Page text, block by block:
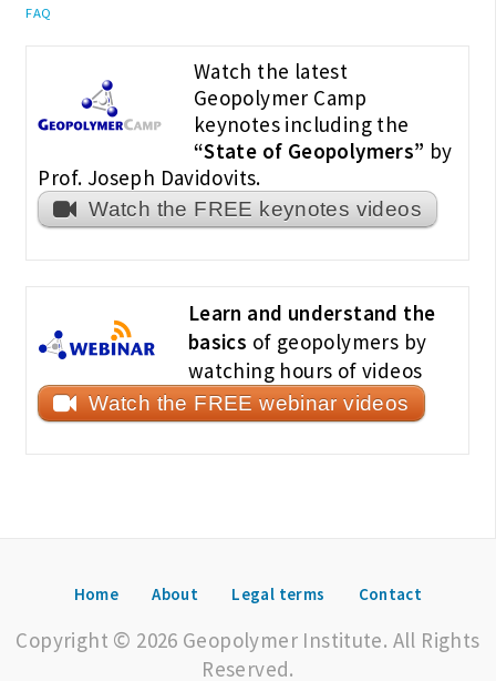
FAQ
Watch the latest
Geopolymer Camp
keynotes including the
“State of Geopolymers” by
Prof. Joseph Davidovits.
Watch the FREE keynotes videos
Learn and understand the
basics of geopolymers by
watching hours of videos
Watch the FREE webinar videos
Home About Legal terms Contact
Copyright © 2026 Geopolymer Institute. All Rights
Reserved.